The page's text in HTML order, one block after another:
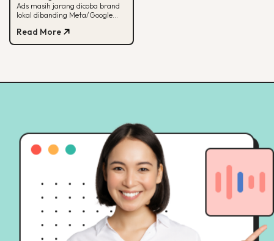
Jarang Dicoba Brand
Lokal
Ads masih jarang dicoba brand
lokal dibanding Meta/Google
unggul buat B2B dan cara
eksekusinya.
Read More